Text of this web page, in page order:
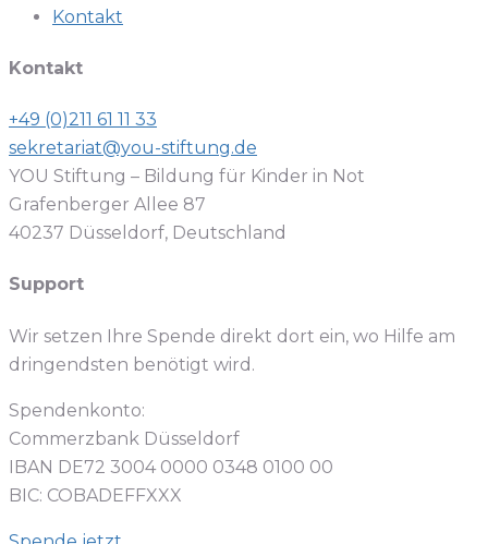
Kontakt
Kontakt
+49 (0)211 61 11 33
sekretariat@you-stiftung.de
YOU Stiftung – Bildung für Kinder in Not
Grafenberger Allee 87
40237 Düsseldorf, Deutschland
Support
Wir setzen Ihre Spende direkt dort ein, wo Hilfe am
dringendsten benötigt wird.
Spendenkonto:
Commerzbank Düsseldorf
IBAN DE72 3004 0000 0348 0100 00
BIC: COBADEFFXXX